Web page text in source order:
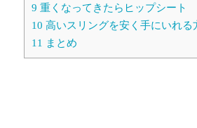
9 重くなってきたらヒップシート
10 高いスリングを安く手にいれる
11 まとめ